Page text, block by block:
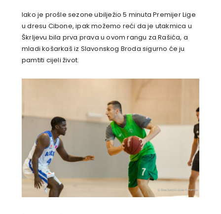
Iako je prošle sezone ubilježio 5 minuta Premijer Lige
u dresu Cibone, ipak možemo reći da je utakmica u
Škrljevu bila prva prava u ovom rangu za Rašića, a
mladi košarkaš iz Slavonskog Broda sigurno će ju
pamtiti cijeli život.